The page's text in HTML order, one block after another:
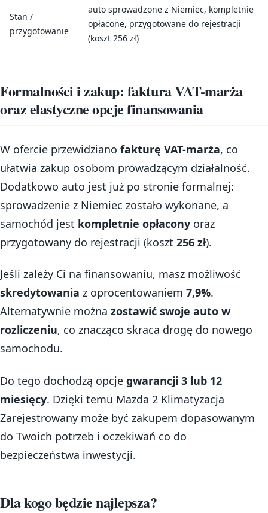
Stan /
przygotowanie
auto sprowadzone z Niemiec, kompletnie
opłacone, przygotowane do rejestracji
(koszt 256 zł)
Formalności i zakup: faktura VAT-marża
oraz elastyczne opcje finansowania
W ofercie przewidziano fakturę VAT-marża, co
ułatwia zakup osobom prowadzącym działalność.
Dodatkowo auto jest już po stronie formalnej:
sprowadzenie z Niemiec zostało wykonane, a
samochód jest kompletnie opłacony oraz
przygotowany do rejestracji (koszt 256 zł).
Jeśli zależy Ci na finansowaniu, masz możliwość
skredytowania z oprocentowaniem 7,9%.
Alternatywnie można zostawić swoje auto w
rozliczeniu, co znacząco skraca drogę do nowego
samochodu.
Do tego dochodzą opcje gwarancji 3 lub 12
miesięcy. Dzięki temu Mazda 2 Klimatyzacja
Zarejestrowany może być zakupem dopasowanym
do Twoich potrzeb i oczekiwań co do
bezpieczeństwa inwestycji.
Dla kogo będzie najlepsza?